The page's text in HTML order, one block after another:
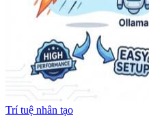
Trí tuệ nhân tạo